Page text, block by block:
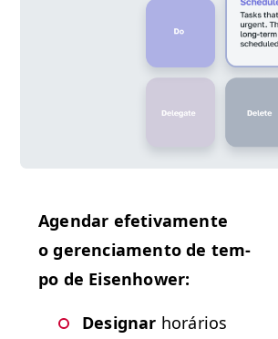
Agen­dar efe­ti­va­mente
o geren­ci­a­men­to de tem­
po de Eisenhower:
Des­ig­nar horários